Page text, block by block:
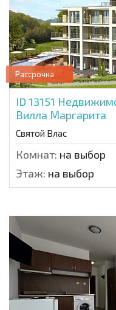
Рассрочка
ID 13151
Вилла Маргарита
Святой Влас
Комнат: на выбор
Этаж: на выбор